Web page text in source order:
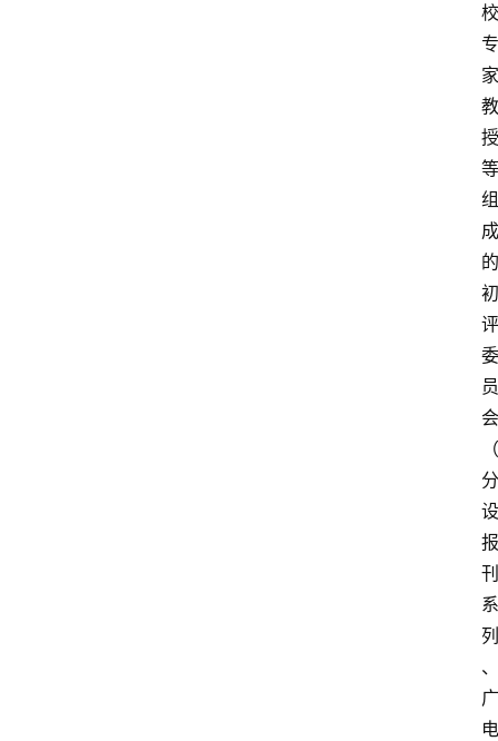
校
专
家
教
授
等
组
成
的
初
评
委
员
会
（
分
设
报
刊
系
列
、
广
电